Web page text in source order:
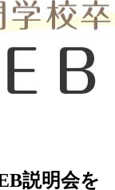
説明会を